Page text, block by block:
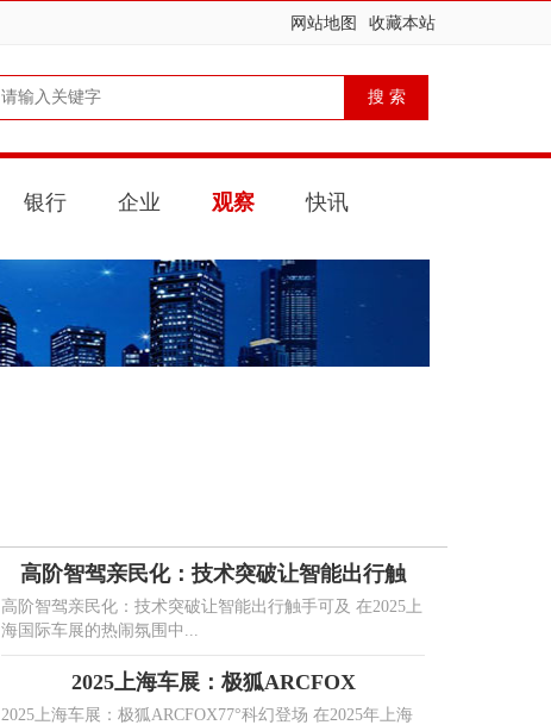
网站地图 收藏本站
银行 企业 观察 快讯
高阶智驾亲民化：技术突破让智能出行触
高阶智驾亲民化：技术突破让智能出行触手可及 在2025上
海国际车展的热闹氛围中...
2025上海车展：极狐ARCFOX
2025上海车展：极狐ARCFOX77°科幻登场 在2025年上海